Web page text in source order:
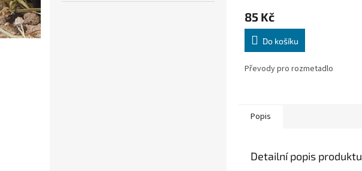
85 Kč
Do košíku
Převody pro rozmetadlo
Popis
Detailní popis produktu